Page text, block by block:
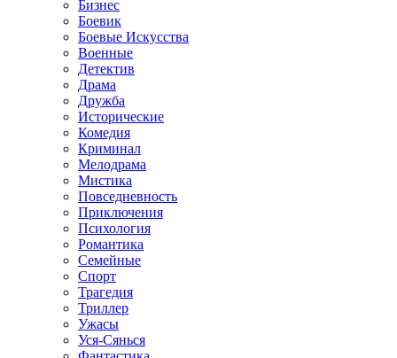
Бизнес
Боевик
Боевые Искусства
Военные
Детектив
Драма
Дружба
Исторические
Комедия
Криминал
Мелодрама
Мистика
Повседневность
Приключения
Психология
Романтика
Семейные
Спорт
Трагедия
Триллер
Ужасы
Уся-Сянься